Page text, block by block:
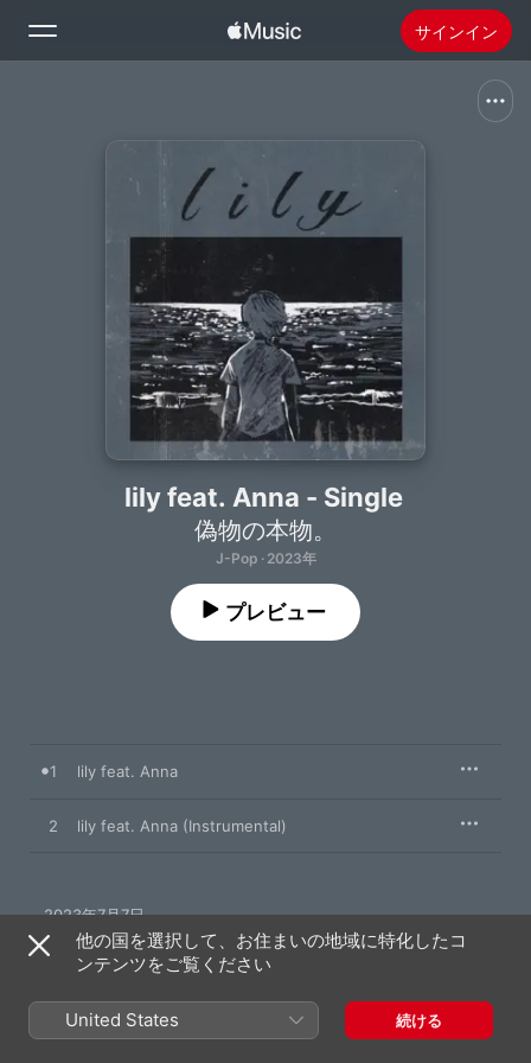
サインイン
lily feat. Anna - Single
偽物の本物。
J-Pop · 2023年
プレビュー
1 lily feat. Anna
2 lily feat. Anna (Instrumental)
2023年7月7日
2曲、6分
℗ 2023 al+mo
他の国を選択して、お住まいの地域に特化したコ
ンテンツをご覧ください
United States 続ける